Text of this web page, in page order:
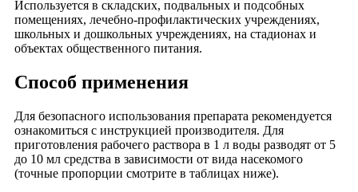
Используется в складских, подвальных и подсобных
помещениях, лечебно-профилактических учреждениях,
школьных и дошкольных учреждениях, на стадионах и
объектах общественного питания.
Способ применения
Для безопасного использования препарата рекомендуется
ознакомиться с инструкцией производителя. Для
приготовления рабочего раствора в 1 л воды разводят от 5
до 10 мл средства в зависимости от вида насекомого
(точные пропорции смотрите в таблицах ниже).